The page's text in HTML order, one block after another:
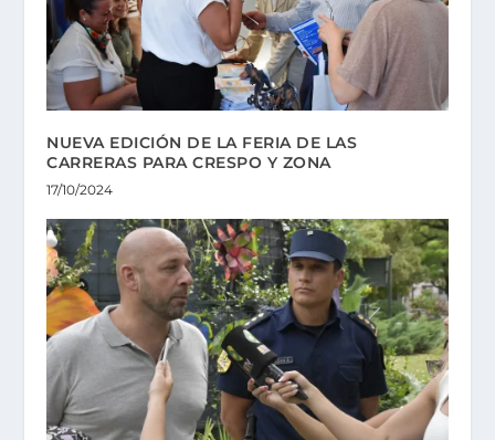
NUEVA EDICIÓN DE LA FERIA DE LAS
CARRERAS PARA CRESPO Y ZONA
17/10/2024